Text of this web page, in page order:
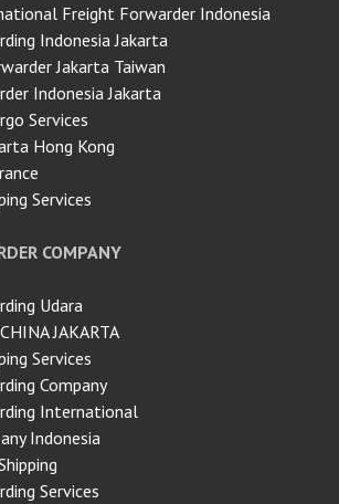
Freight Forwarder Indonesia
Indonesia Jakarta
Jakarta Taiwan
Indonesia Jakarta
Services
Hong Kong
Services
COMPANY
Udara
JAKARTA
Services
Company
International
Indonesia
Services